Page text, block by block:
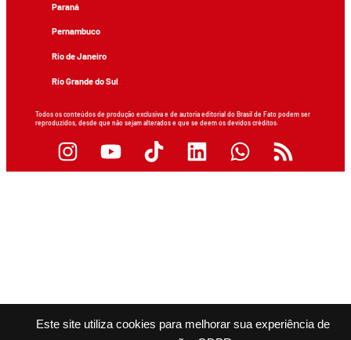
Este site utiliza cookies para melhorar sua experiência de
Paraná
Pernambuco
Rio de Janeiro
Rio Grande do Sul
Todos os conteúdos de produção exclusiva e de autoria editorial do Brasil de Fato podem ser
reproduzidos, desde que não sejam alterados e que se deem os devidos créditos.